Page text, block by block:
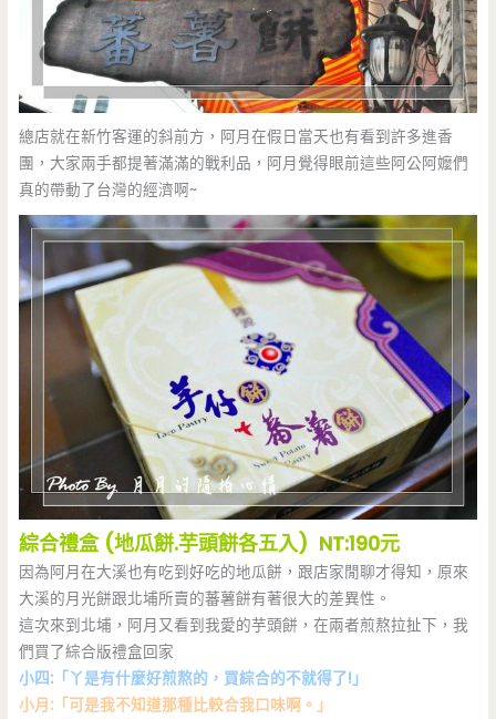
總店就在新竹客運的斜前方，阿月在假日當天也有看到許多進香
團，大家兩手都提著滿滿的戰利品，阿月覺得眼前這些阿公阿嬤們
真的帶動了台灣的經濟啊~
綜合禮盒 (地瓜餅.芋頭餅各五入) NT:190元
因為阿月在大溪也有吃到好吃的地瓜餅，跟店家閒聊才得知，原來
大溪的月光餅跟北埔所賣的蕃薯餅有著很大的差異性。
這次來到北埔，阿月又看到我愛的芋頭餅，在兩者煎熬拉扯下，我
們買了綜合版禮盒回家
小四:「丫是有什麼好煎熬的，買綜合的不就得了!」
小月:「可是我不知道那種比較合我口味啊。」